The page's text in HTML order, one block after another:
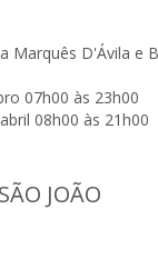
Marquês D'Ávila e
07h00 às 23h00
08h00 às 21h00
JOÃO